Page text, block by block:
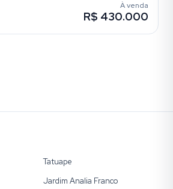
À venda
R$ 430.000
Tatuape
Jardim Analia Franco